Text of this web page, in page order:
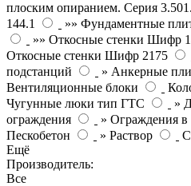
плоским опиранием. Серия
144.1
»» Фундаментные
»» Откосные стенки Шифр
Откосные стенки Шифр 2175
подстанций
» Анкерные
Вентиляционные блоки
Чугунные люки тип ГТС
»
ограждения
» Ограждения в
Пескобетон
» Раствор
Ещё
Производитель:
Все